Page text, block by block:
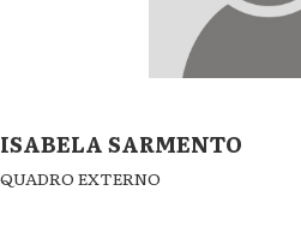
ISABELA SARMENTO
QUADRO EXTERNO